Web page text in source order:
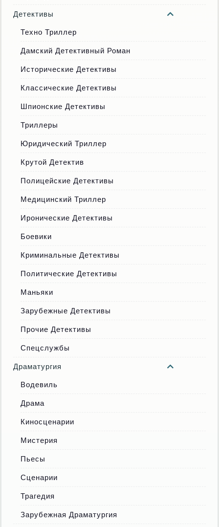
Детективы
Техно Триллер
Дамский Детективный Роман
Исторические Детективы
Классические Детективы
Шпионские Детективы
Триллеры
Юридический Триллер
Крутой Детектив
Полицейские Детективы
Медицинский Триллер
Иронические Детективы
Боевики
Криминальные Детективы
Политические Детективы
Маньяки
Зарубежные Детективы
Прочие Детективы
Спецслужбы
Драматургия
Водевиль
Драма
Киносценарии
Мистерия
Пьесы
Сценарии
Трагедия
Зарубежная Драматургия